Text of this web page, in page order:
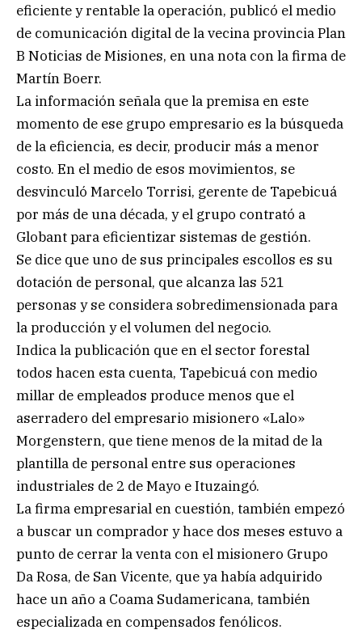
eficiente y rentable la operación, publicó el medio
de comunicación digital de la vecina provincia Plan
B Noticias de Misiones, en una nota con la firma de
Martín Boerr.
La información señala que la premisa en este
momento de ese grupo empresario es la búsqueda
de la eficiencia, es decir, producir más a menor
costo. En el medio de esos movimientos, se
desvinculó Marcelo Torrisi, gerente de Tapebicuá
por más de una década, y el grupo contrató a
Globant para eficientizar sistemas de gestión.
Se dice que uno de sus principales escollos es su
dotación de personal, que alcanza las 521
personas y se considera sobredimensionada para
la producción y el volumen del negocio.
Indica la publicación que en el sector forestal
todos hacen esta cuenta, Tapebicuá con medio
millar de empleados produce menos que el
aserradero del empresario misionero «Lalo»
Morgenstern, que tiene menos de la mitad de la
plantilla de personal entre sus operaciones
industriales de 2 de Mayo e Ituzaingó.
La firma empresarial en cuestión, también empezó
a buscar un comprador y hace dos meses estuvo a
punto de cerrar la venta con el misionero Grupo
Da Rosa, de San Vicente, que ya había adquirido
hace un año a Coama Sudamericana, también
especializada en compensados fenólicos.